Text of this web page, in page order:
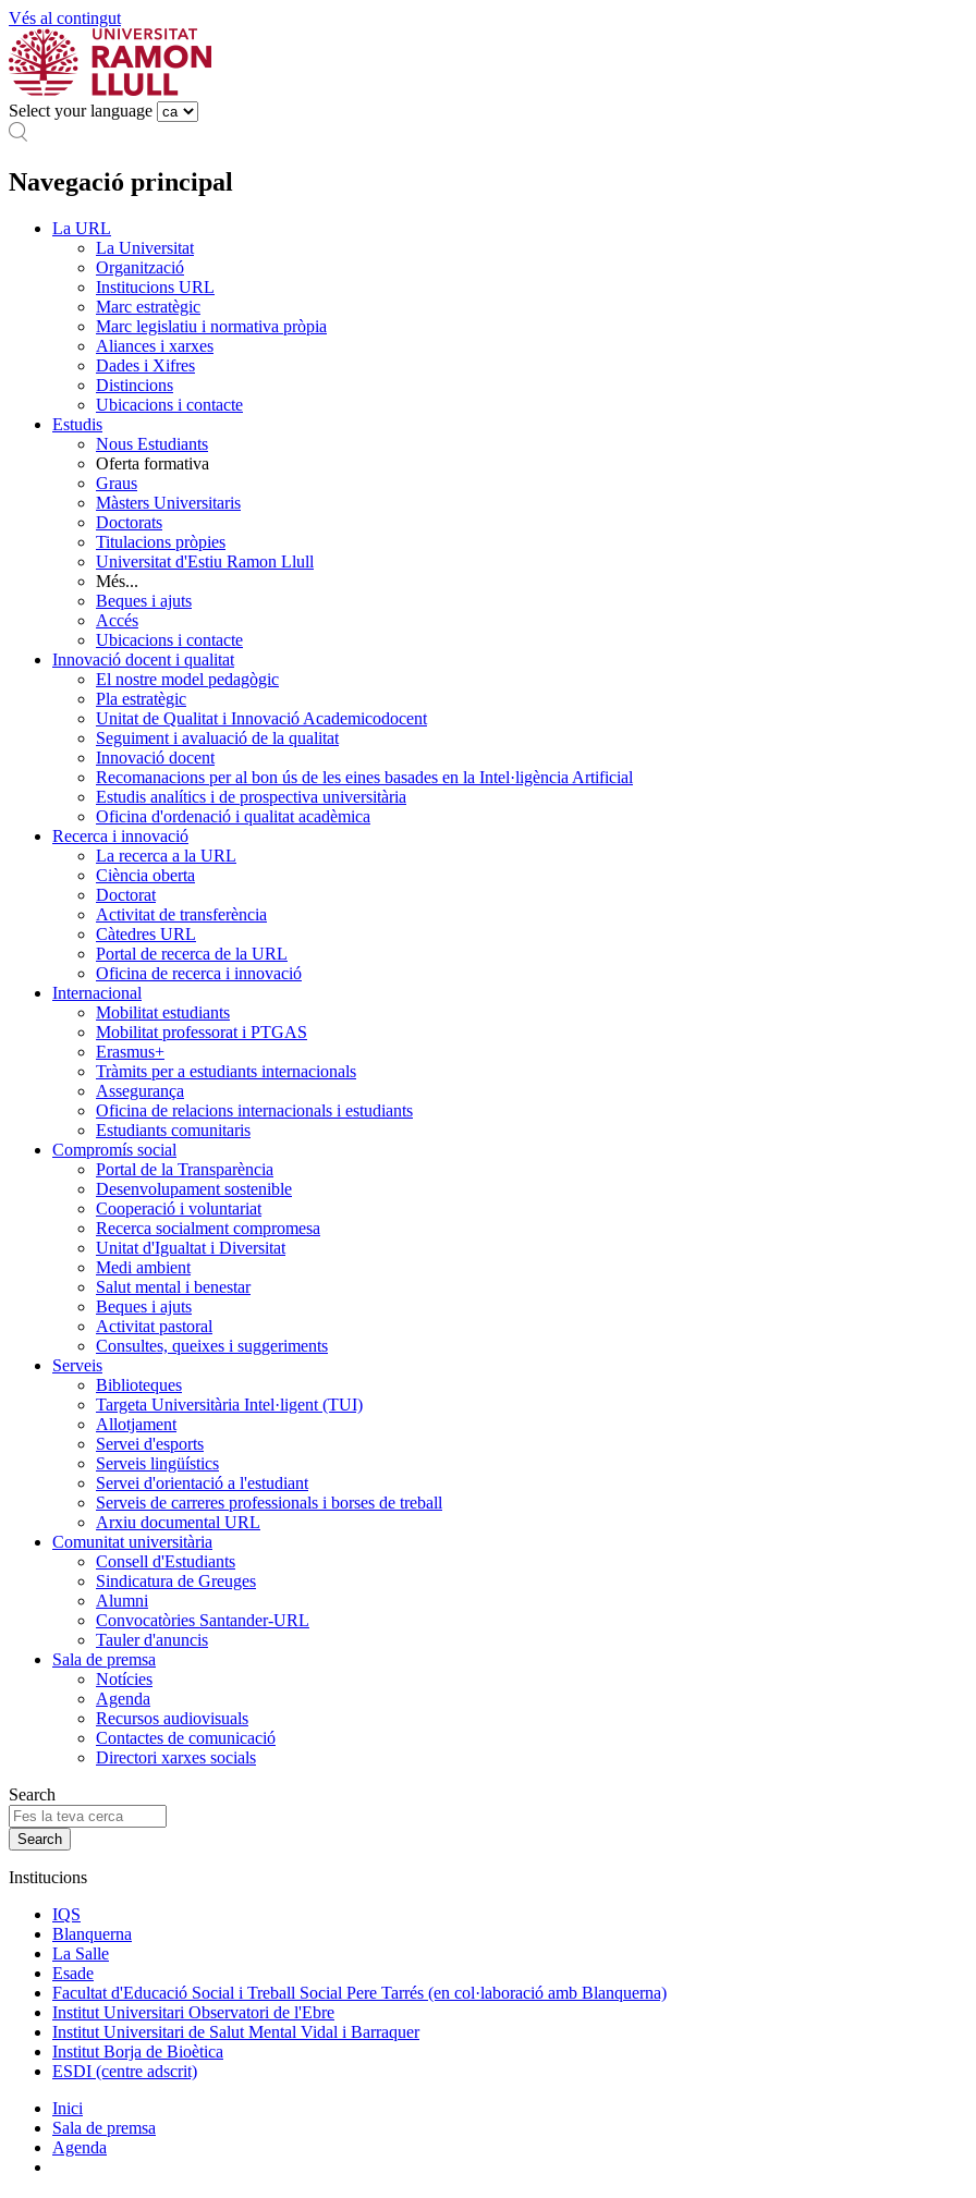
Vés al contingut
Select your language
Navegació principal
La URL
La Universitat
Organització
Institucions URL
Marc estratègic
Marc legislatiu i normativa pròpia
Aliances i xarxes
Dades i Xifres
Distincions
Ubicacions i contacte
Estudis
Nous Estudiants
Oferta formativa
Graus
Màsters Universitaris
Doctorats
Titulacions pròpies
Universitat d'Estiu Ramon Llull
Més...
Beques i ajuts
Accés
Ubicacions i contacte
Innovació docent i qualitat
El nostre model pedagògic
Pla estratègic
Unitat de Qualitat i Innovació Academicodocent
Seguiment i avaluació de la qualitat
Innovació docent
Recomanacions per al bon ús de les eines basades en la Intel·ligència Artificial
Estudis analítics i de prospectiva universitària
Oficina d'ordenació i qualitat acadèmica
Recerca i innovació
La recerca a la URL
Ciència oberta
Doctorat
Activitat de transferència
Càtedres URL
Portal de recerca de la URL
Oficina de recerca i innovació
Internacional
Mobilitat estudiants
Mobilitat professorat i PTGAS
Erasmus+
Tràmits per a estudiants internacionals
Assegurança
Oficina de relacions internacionals i estudiants
Estudiants comunitaris
Compromís social
Portal de la Transparència
Desenvolupament sostenible
Cooperació i voluntariat
Recerca socialment compromesa
Unitat d'Igualtat i Diversitat
Medi ambient
Salut mental i benestar
Beques i ajuts
Activitat pastoral
Consultes, queixes i suggeriments
Serveis
Biblioteques
Targeta Universitària Intel·ligent (TUI)
Allotjament
Servei d'esports
Serveis lingüístics
Servei d'orientació a l'estudiant
Serveis de carreres professionals i borses de treball
Arxiu documental URL
Comunitat universitària
Consell d'Estudiants
Sindicatura de Greuges
Alumni
Convocatòries Santander-URL
Tauler d'anuncis
Sala de premsa
Notícies
Agenda
Recursos audiovisuals
Contactes de comunicació
Directori xarxes socials
Search
Institucions
IQS
Blanquerna
La Salle
Esade
Facultat d'Educació Social i Treball Social Pere Tarrés (en col·laboració amb Blanquerna)
Institut Universitari Observatori de l'Ebre
Institut Universitari de Salut Mental Vidal i Barraquer
Institut Borja de Bioètica
ESDI (centre adscrit)
Inici
Sala de premsa
Agenda